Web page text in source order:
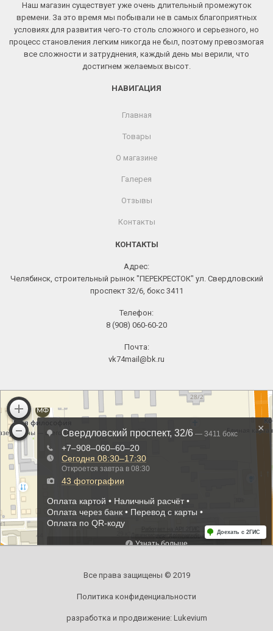
Наш магазин существует уже очень длительный промежуток
времени. За это время мы побывали не в самых благоприятных
условиях для развития чего-то столь сложного и серьезного, но
процесс становления легким никогда не был, поэтому превозмогая
все сложности и затруднения, каждый день мы верили, что
достигнем желаемых высот.
НАВИГАЦИЯ
Главная
Товары
О магазине
Галерея
Отзывы
Контакты
КОНТАКТЫ
Адрес:
Челябинск, строительный рынок "ПЕРЕКРЕСТОК" ул. Свердловский
проспект 32/6, бокс 3411
Телефон:
8 (908) 060-60-20
Почта:
vk74mail@bk.ru
Все права защищены © 2019
Политика конфиденциальности
разработка и продвижение: Lukevium